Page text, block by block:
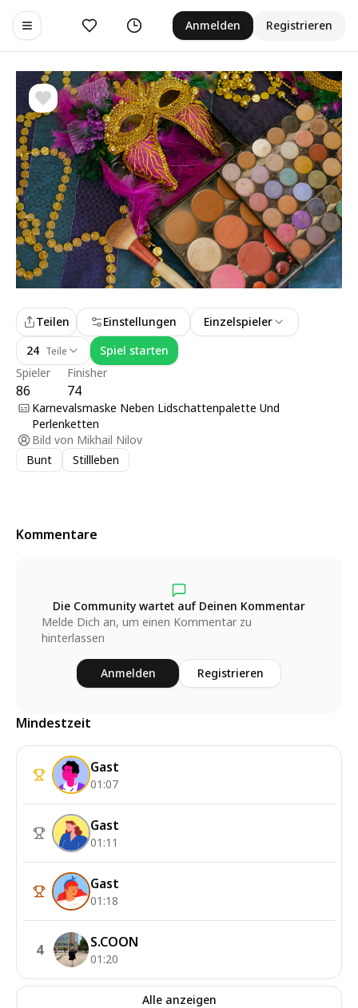
Toggle navigation menu
Gefällt mirVerlauf Anmelden Registrieren
Spieler
86
Finisher
74
Teilen Einstellungen
Einzelspieler
24 Teile Spiel starten
Karnevalsmaske Neben Lidschattenpalette Und
Perlenketten
Bild von Mikhail Nilov
Bunt
Stillleben
Kommentare
Die Community wartet auf Deinen Kommentar
Melde Dich an, um einen Kommentar zu
hinterlassen
Anmelden Registrieren
Mindestzeit
Gast
01:07
Gast
01:11
Gast
01:18
4 S.COON
01:20
Alle anzeigen